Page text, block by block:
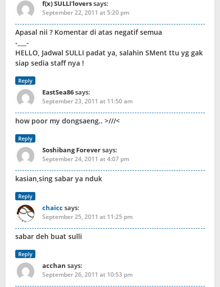
f(x) SULLI'loverssays:
September 22, 2011 at 5:20 pm
Apasal nii ? Komentar di atas negatif semua
-___-
HELLO, Jadwal SULLI padat ya, salahin SMent ttu yg gak
siap sedia staff nya !
Reply
EastSea86says:
September 23, 2011 at 11:50 am
how poor my dongsaeng.. >///<
Reply
Soshibang Foreversays:
September 24, 2011 at 4:07 pm
kasian,sing sabar ya nduk
Reply
chaiccsays:
September 25, 2011 at 11:25 pm
sabar deh buat sulli
Reply
acchan says:
September 26, 2011 at 10:53 pm